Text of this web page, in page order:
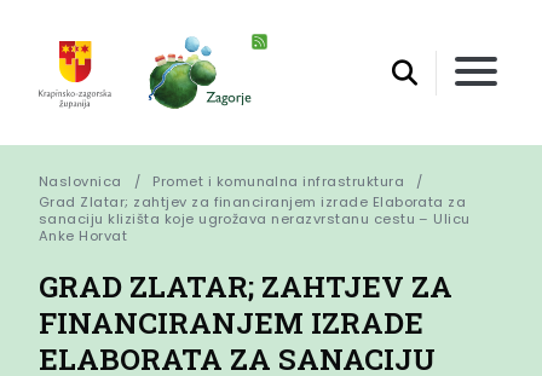
Naslovnica
Promet i komunalna infrastruktura
Grad Zlatar; zahtjev za financiranjem izrade Elaborata za
sanaciju klizišta koje ugrožava nerazvrstanu cestu – Ulicu
Anke Horvat
GRAD ZLATAR; ZAHTJEV ZA
FINANCIRANJEM IZRADE
ELABORATA ZA SANACIJU